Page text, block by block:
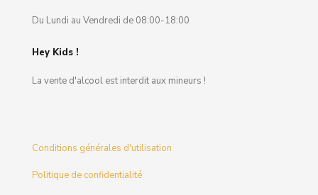
Du Lundi au Vendredi de 08:00-18:00
Hey Kids !
La vente d'alcool est interdit aux mineurs !
Conditions générales d'utilisation
Politique de confidentialité